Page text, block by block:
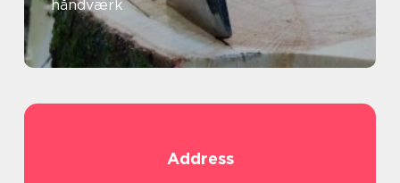
håndværk
Address